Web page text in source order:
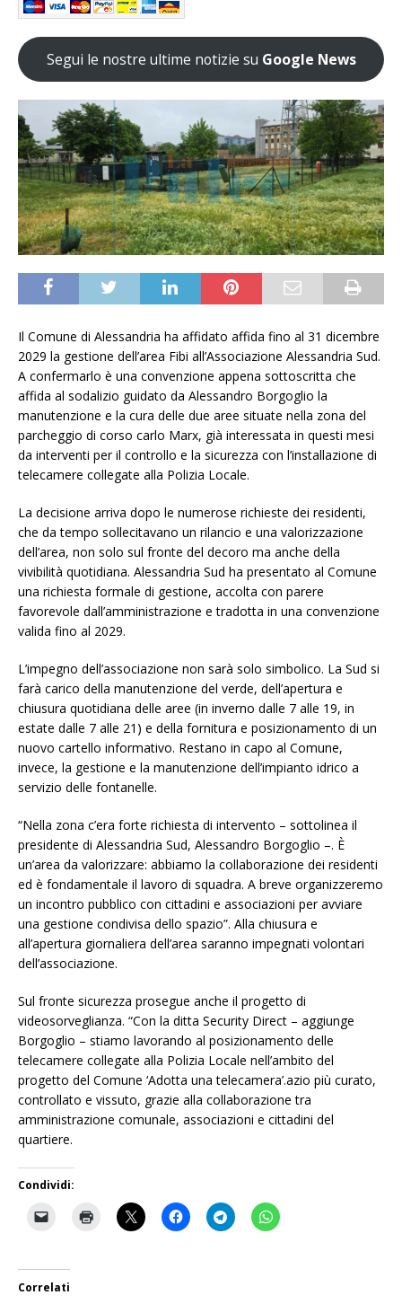
Segui le nostre ultime notizie su Google News
Il Comune di Alessandria ha affidato affida fino al 31 dicembre
2029 la gestione dell’area Fibi all’Associazione Alessandria Sud.
A confermarlo è una convenzione appena sottoscritta che
affida al sodalizio guidato da Alessandro Borgoglio la
manutenzione e la cura delle due aree situate nella zona del
parcheggio di corso carlo Marx, già interessata in questi mesi
da interventi per il controllo e la sicurezza con l’installazione di
telecamere collegate alla Polizia Locale.
La decisione arriva dopo le numerose richieste dei residenti,
che da tempo sollecitavano un rilancio e una valorizzazione
dell’area, non solo sul fronte del decoro ma anche della
vivibilità quotidiana. Alessandria Sud ha presentato al Comune
una richiesta formale di gestione, accolta con parere
favorevole dall’amministrazione e tradotta in una convenzione
valida fino al 2029.
L’impegno dell’associazione non sarà solo simbolico. La Sud si
farà carico della manutenzione del verde, dell’apertura e
chiusura quotidiana delle aree (in inverno dalle 7 alle 19, in
estate dalle 7 alle 21) e della fornitura e posizionamento di un
nuovo cartello informativo. Restano in capo al Comune,
invece, la gestione e la manutenzione dell’impianto idrico a
servizio delle fontanelle.
“Nella zona c’era forte richiesta di intervento – sottolinea il
presidente di Alessandria Sud, Alessandro Borgoglio –. È
un’area da valorizzare: abbiamo la collaborazione dei residenti
ed è fondamentale il lavoro di squadra. A breve organizzeremo
un incontro pubblico con cittadini e associazioni per avviare
una gestione condivisa dello spazio”. Alla chiusura e
all’apertura giornaliera dell’area saranno impegnati volontari
dell’associazione.
Sul fronte sicurezza prosegue anche il progetto di
videosorveglianza. “Con la ditta Security Direct – aggiunge
Borgoglio – stiamo lavorando al posizionamento delle
telecamere collegate alla Polizia Locale nell’ambito del
progetto del Comune ‘Adotta una telecamera’.azio più curato,
controllato e vissuto, grazie alla collaborazione tra
amministrazione comunale, associazioni e cittadini del
quartiere.
Condividi:
Correlati